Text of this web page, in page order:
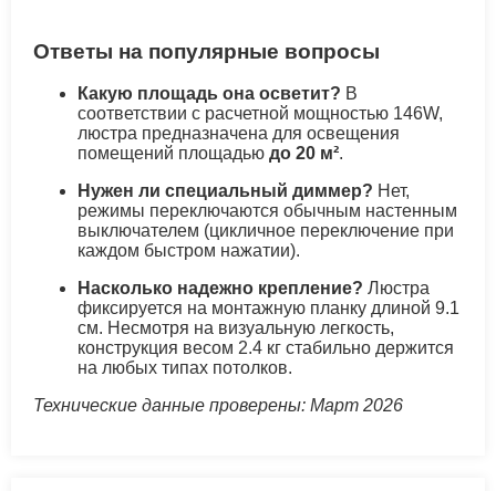
Ответы на популярные вопросы
Какую площадь она осветит? В
соответствии с расчетной мощностью 146W,
люстра предназначена для освещения
помещений площадью до 20 м².
Нужен ли специальный диммер? Нет,
режимы переключаются обычным настенным
выключателем (цикличное переключение при
каждом быстром нажатии).
Насколько надежно крепление? Люстра
фиксируется на монтажную планку длиной 9.1
см. Несмотря на визуальную легкость,
конструкция весом 2.4 кг стабильно держится
на любых типах потолков.
Технические данные проверены: Март 2026